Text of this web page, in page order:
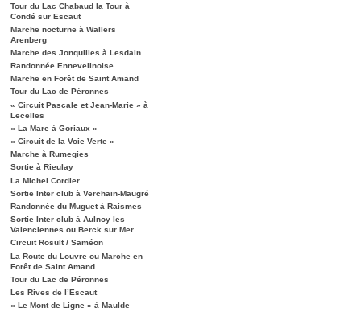
Tour du Lac Chabaud la Tour à
Condé sur Escaut
Marche nocturne à Wallers
Arenberg
Marche des Jonquilles à Lesdain
Randonnée Ennevelinoise
Marche en Forêt de Saint Amand
Tour du Lac de Péronnes
« Circuit Pascale et Jean-Marie » à
Lecelles
« La Mare à Goriaux »
« Circuit de la Voie Verte »
Marche à Rumegies
Sortie à Rieulay
La Michel Cordier
Sortie Inter club à Verchain-Maugré
Randonnée du Muguet à Raismes
Sortie Inter club à Aulnoy les
Valenciennes ou Berck sur Mer
Circuit Rosult / Saméon
La Route du Louvre ou Marche en
Forêt de Saint Amand
Tour du Lac de Péronnes
Les Rives de l’Escaut
« Le Mont de Ligne » à Maulde